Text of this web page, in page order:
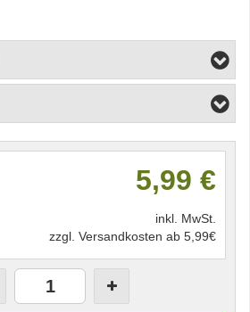
5,99 €
inkl. MwSt.
zzgl. Versandkosten ab 5,99€